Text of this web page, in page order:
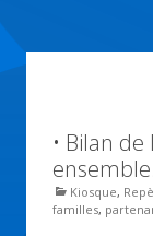
• Bilan
Kiosque,
familles,